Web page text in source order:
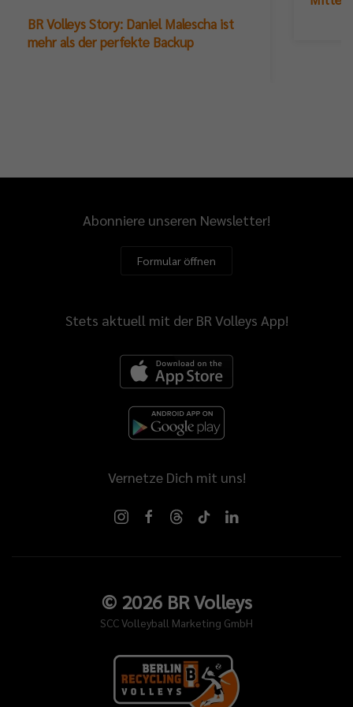
BR Volleys Story: Daniel Malescha ist
mehr als der perfekte Backup
Abonniere unseren Newsletter!
Formular öffnen
Stets aktuell mit der BR Volleys App!
Vernetze Dich mit uns!
© 2026BR Volleys
SCC Volleyball Marketing GmbH